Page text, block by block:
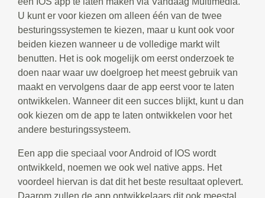
U kunt er voor kiezen om alleen één van de twee
besturingssystemen te kiezen, maar u kunt ook voor
beiden kiezen wanneer u de volledige markt wilt
benutten. Het is ook mogelijk om eerst onderzoek te
doen naar waar uw doelgroep het meest gebruik van
maakt en vervolgens daar de app eerst voor te laten
ontwikkelen. Wanneer dit een succes blijkt, kunt u dan
ook kiezen om de app te laten ontwikkelen voor het
andere besturingssysteem.
Een app die speciaal voor Android of IOS wordt
ontwikkeld, noemen we ook wel native apps. Het
voordeel hiervan is dat dit het beste resultaat oplevert.